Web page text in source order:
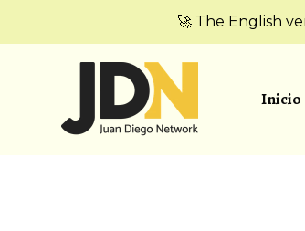
🚀 The English
Inicio